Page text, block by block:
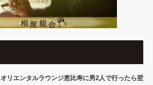
オリエンタルラウンジ恵比寿に男2人で行ったら翌